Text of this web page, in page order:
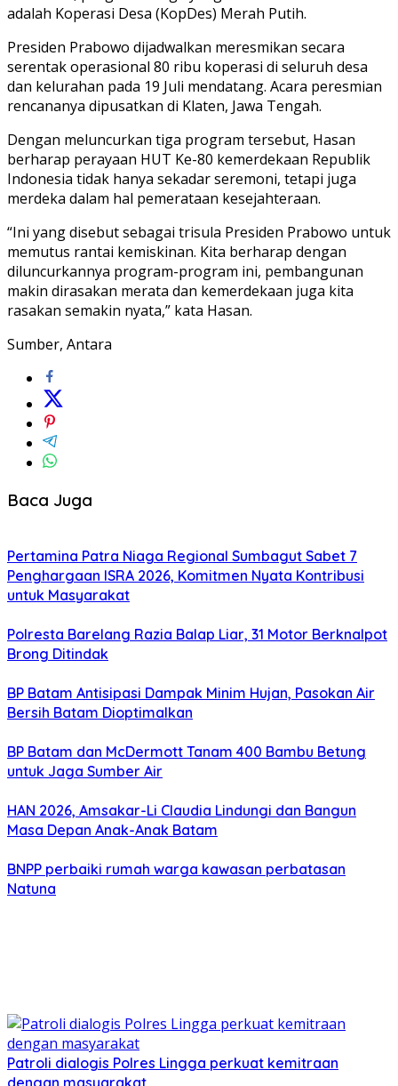
adalah Koperasi Desa (KopDes) Merah Putih.
Presiden Prabowo dijadwalkan meresmikan secara
serentak operasional 80 ribu koperasi di seluruh desa
dan kelurahan pada 19 Juli mendatang. Acara peresmian
rencananya dipusatkan di Klaten, Jawa Tengah.
Dengan meluncurkan tiga program tersebut, Hasan
berharap perayaan HUT Ke-80 kemerdekaan Republik
Indonesia tidak hanya sekadar seremoni, tetapi juga
merdeka dalam hal pemerataan kesejahteraan.
“Ini yang disebut sebagai trisula Presiden Prabowo untuk
memutus rantai kemiskinan. Kita berharap dengan
diluncurkannya program-program ini, pembangunan
makin dirasakan merata dan kemerdekaan juga kita
rasakan semakin nyata,” kata Hasan.
Sumber, Antara
Baca Juga
Pertamina Patra Niaga Regional Sumbagut Sabet 7
Penghargaan ISRA 2026, Komitmen Nyata Kontribusi
untuk Masyarakat
Polresta Barelang Razia Balap Liar, 31 Motor Berknalpot
Brong Ditindak
BP Batam Antisipasi Dampak Minim Hujan, Pasokan Air
Bersih Batam Dioptimalkan
BP Batam dan McDermott Tanam 400 Bambu Betung
untuk Jaga Sumber Air
HAN 2026, Amsakar-Li Claudia Lindungi dan Bangun
Masa Depan Anak-Anak Batam
BNPP perbaiki rumah warga kawasan perbatasan
Natuna
Patroli dialogis Polres Lingga perkuat kemitraan